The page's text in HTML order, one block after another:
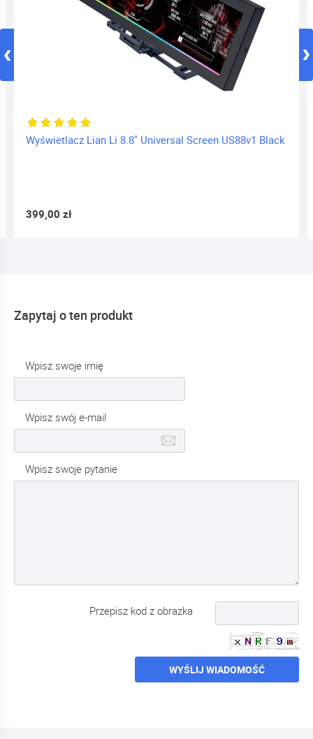
Wyświetlacz Lian Li 8.8" Universal Screen US88v1 Black
399,00 zł
Zapytaj o ten produkt
Wpisz swoje imię
Wpisz swój e-mail
Wpisz swoje pytanie
Przepisz kod z obrazka
WYŚLIJ WIADOMOŚĆ